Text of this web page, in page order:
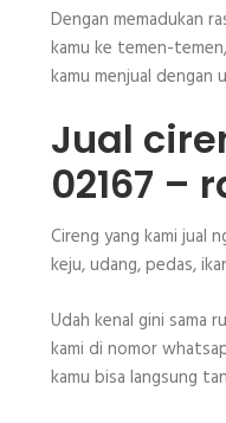
Dengan memadukan
kamu ke temen-
kamu menjual dengan
Jual
02167 –
Cireng yang kami jual
keju, udang, pedas,
Udah kenal gini sama
kami di nomor
kamu bisa langsung